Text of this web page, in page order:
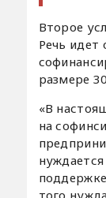
Второе
Речь идет
размере
«В
на
того